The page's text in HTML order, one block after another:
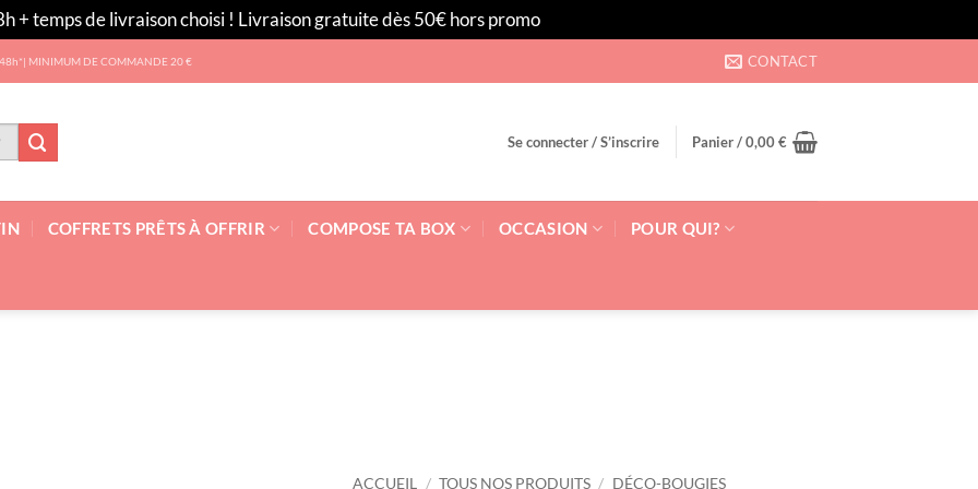
+ temps de livraison choisi ! Livraison gratuite dès 50€ hors promo
48h*| MINIMUM DE COMMANDE 20 € CONTACT
Se connecter / S’inscrire Panier /0,00€
COFFRETS PRÊTS À OFFRIR COMPOSE TA BOX OCCASION POUR QUI?
ACCUEIL / TOUS NOS PRODUITS / DÉCO-BOUGIES